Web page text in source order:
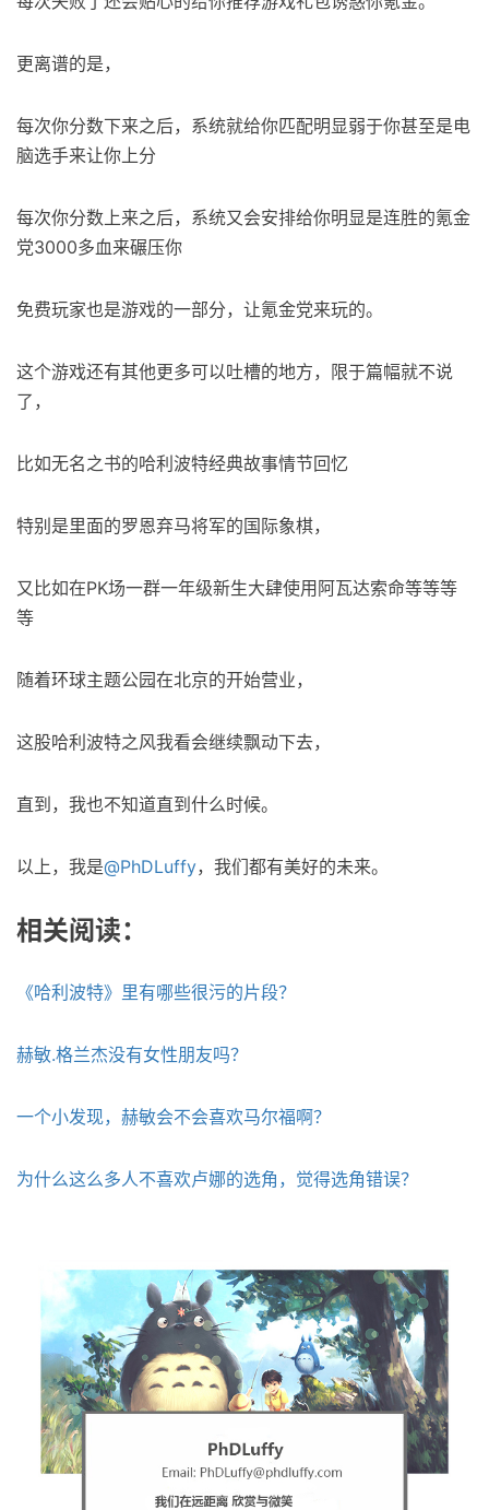
更离谱的是，
每次你分数下来之后，系统就给你匹配明显弱于你甚至是电
脑选手来让你上分
每次你分数上来之后，系统又会安排给你明显是连胜的氪金
党3000多血来碾压你
免费玩家也是游戏的一部分，让氪金党来玩的。
这个游戏还有其他更多可以吐槽的地方，限于篇幅就不说
了，
比如无名之书的哈利波特经典故事情节回忆
特别是里面的罗恩弃马将军的国际象棋，
又比如在PK场一群一年级新生大肆使用阿瓦达索命等等等
等
随着环球主题公园在北京的开始营业，
这股哈利波特之风我看会继续飘动下去，
直到，我也不知道直到什么时候。
以上，我是@PhDLuffy，我们都有美好的未来。
相关阅读：
《哈利波特》里有哪些很污的片段？
赫敏.格兰杰没有女性朋友吗？
一个小发现，赫敏会不会喜欢马尔福啊？
为什么这么多人不喜欢卢娜的选角，觉得选角错误？